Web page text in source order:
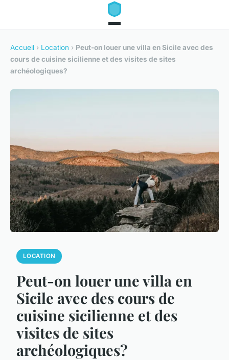
Accueil › Location › Peut-on louer une villa en Sicile avec des
cours de cuisine sicilienne et des visites de sites
archéologiques?
LOCATION
Peut-on louer une villa en
Sicile avec des cours de
cuisine sicilienne et des
visites de sites
archéologiques?